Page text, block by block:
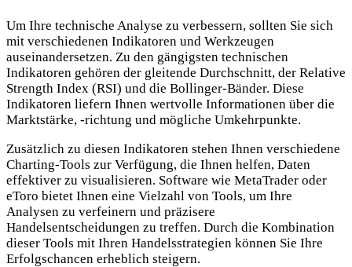
Um Ihre technische Analyse zu verbessern, sollten Sie sich
mit verschiedenen Indikatoren und Werkzeugen
auseinandersetzen. Zu den gängigsten technischen
Indikatoren gehören der gleitende Durchschnitt, der Relative
Strength Index (RSI) und die Bollinger-Bänder. Diese
Indikatoren liefern Ihnen wertvolle Informationen über die
Marktstärke, -richtung und mögliche Umkehrpunkte.
Zusätzlich zu diesen Indikatoren stehen Ihnen verschiedene
Charting-Tools zur Verfügung, die Ihnen helfen, Daten
effektiver zu visualisieren. Software wie MetaTrader oder
eToro bietet Ihnen eine Vielzahl von Tools, um Ihre
Analysen zu verfeinern und präzisere
Handelsentscheidungen zu treffen. Durch die Kombination
dieser Tools mit Ihren Handelsstrategien können Sie Ihre
Erfolgschancen erheblich steigern.